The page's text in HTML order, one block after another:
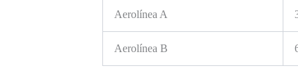
Aerolínea A
Aerolínea B